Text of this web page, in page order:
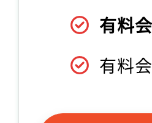
有料
有料